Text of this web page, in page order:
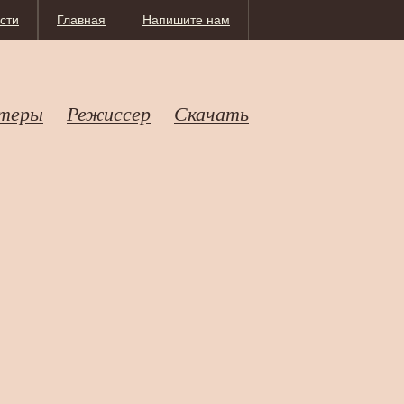
Напишите нам
Главная
Режиссер Скачать